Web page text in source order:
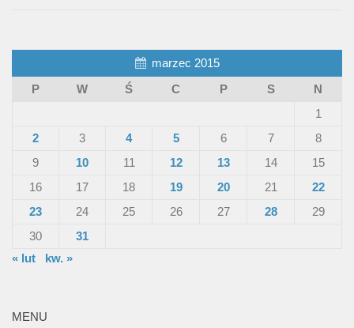
marzec 2015
P
W Ś C P S
N
1
2
3 4 5 6 7
8
9
10 11 12 13 14
15
16
17 18 19 20 21
22
23
24 25 26 27 28
29
30
31
« lut
kw. »
MENU